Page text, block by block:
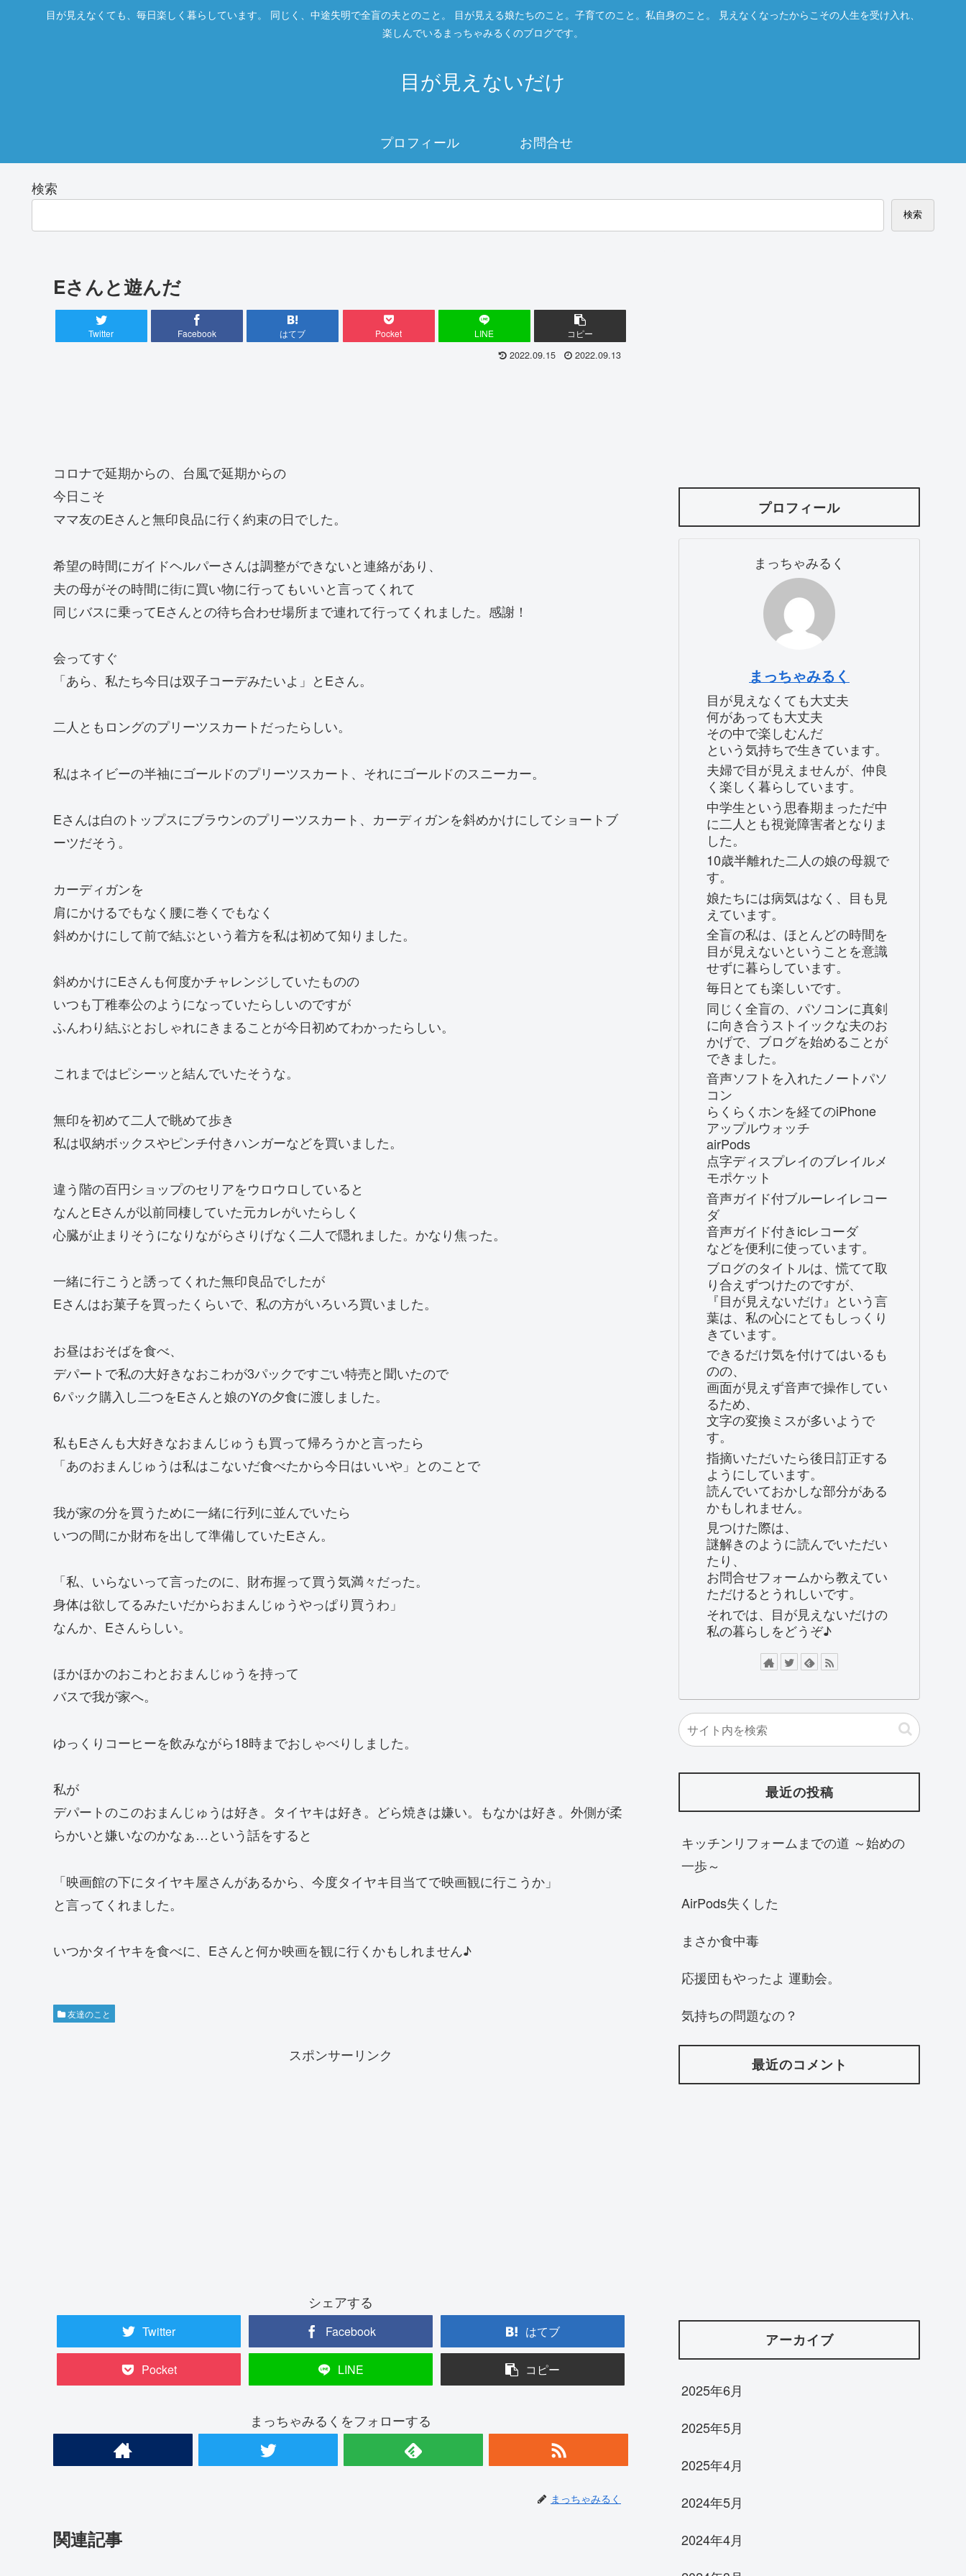
目が見えなくても、毎日楽しく暮らしています。 同じく、中途失明で全盲の夫とのこと。 目が見える娘たちのこと。子育てのこと。私自身のこと。 見えなくなったからこその人生を受け入れ、
楽しんでいるまっちゃみるくのブログです。
目が見えないだけ
プロフィール お問合せ
検索
検索
Eさんと遊んだ
Twitter Facebook はてブ Pocket LINE コピー
2022.09.15 2022.09.13
コロナで延期からの、台風で延期からの
今日こそ
ママ友のEさんと無印良品に行く約束の日でした。
希望の時間にガイドヘルパーさんは調整ができないと連絡があり、
夫の母がその時間に街に買い物に行ってもいいと言ってくれて
同じバスに乗ってEさんとの待ち合わせ場所まで連れて行ってくれました。感謝！
会ってすぐ
「あら、私たち今日は双子コーデみたいよ」とEさん。
二人ともロングのプリーツスカートだったらしい。
私はネイビーの半袖にゴールドのプリーツスカート、それにゴールドのスニーカー。
Eさんは白のトップスにブラウンのプリーツスカート、カーディガンを斜めかけにしてショートブ
ーツだそう。
カーディガンを
肩にかけるでもなく腰に巻くでもなく
斜めかけにして前で結ぶという着方を私は初めて知りました。
斜めかけにEさんも何度かチャレンジしていたものの
いつも丁稚奉公のようになっていたらしいのですが
ふんわり結ぶとおしゃれにきまることが今日初めてわかったらしい。
これまではピシーッと結んでいたそうな。
無印を初めて二人で眺めて歩き
私は収納ボックスやピンチ付きハンガーなどを買いました。
違う階の百円ショップのセリアをウロウロしていると
なんとEさんが以前同棲していた元カレがいたらしく
心臓が止まりそうになりながらさりげなく二人で隠れました。かなり焦った。
一緒に行こうと誘ってくれた無印良品でしたが
Eさんはお菓子を買ったくらいで、私の方がいろいろ買いました。
お昼はおそばを食べ、
デパートで私の大好きなおこわが3パックですごい特売と聞いたので
6パック購入し二つをEさんと娘のYの夕食に渡しました。
私もEさんも大好きなおまんじゅうも買って帰ろうかと言ったら
「あのおまんじゅうは私はこないだ食べたから今日はいいや」とのことで
我が家の分を買うために一緒に行列に並んでいたら
いつの間にか財布を出して準備していたEさん。
「私、いらないって言ったのに、財布握って買う気満々だった。
身体は欲してるみたいだからおまんじゅうやっぱり買うわ」
なんか、Eさんらしい。
ほかほかのおこわとおまんじゅうを持って
バスで我が家へ。
ゆっくりコーヒーを飲みながら18時までおしゃべりしました。
私が
デパートのこのおまんじゅうは好き。タイヤキは好き。どら焼きは嫌い。もなかは好き。外側が柔
らかいと嫌いなのかなぁ…という話をすると
「映画館の下にタイヤキ屋さんがあるから、今度タイヤキ目当てで映画観に行こうか」
と言ってくれました。
いつかタイヤキを食べに、Eさんと何か映画を観に行くかもしれません♪
友達のこと
スポンサーリンク
シェアする
Twitter Facebook はてブ
Pocket LINE コピー
まっちゃみるくをフォローする
まっちゃみるく
関連記事
プロフィール
まっちゃみるく
まっちゃみるく
目が見えなくても大丈夫
何があっても大丈夫
その中で楽しむんだ
という気持ちで生きています。
夫婦で目が見えませんが、仲良
く楽しく暮らしています。
中学生という思春期まっただ中
に二人とも視覚障害者となりま
した。
10歳半離れた二人の娘の母親で
す。
娘たちには病気はなく、目も見
えています。
全盲の私は、ほとんどの時間を
目が見えないということを意識
せずに暮らしています。
毎日とても楽しいです。
同じく全盲の、パソコンに真剣
に向き合うストイックな夫のお
かげで、ブログを始めることが
できました。
音声ソフトを入れたノートパソ
コン
らくらくホンを経てのiPhone
アップルウォッチ
airPods
点字ディスプレイのブレイルメ
モポケット
音声ガイド付ブルーレイレコー
ダ
音声ガイド付きicレコーダ
などを便利に使っています。
ブログのタイトルは、慌てて取
り合えずつけたのですが、
『目が見えないだけ』という言
葉は、私の心にとてもしっくり
きています。
できるだけ気を付けてはいるも
のの、
画面が見えず音声で操作してい
るため、
文字の変換ミスが多いようで
す。
指摘いただいたら後日訂正する
ようにしています。
読んでいておかしな部分がある
かもしれません。
見つけた際は、
謎解きのように読んでいただい
たり、
お問合せフォームから教えてい
ただけるとうれしいです。
それでは、目が見えないだけの
私の暮らしをどうぞ♪
最近の投稿
キッチンリフォームまでの道 ～始めの
一歩～
AirPods失くした
まさか食中毒
応援団もやったよ 運動会。
気持ちの問題なの？
最近のコメント
アーカイブ
2025年6月
2025年5月
2025年4月
2024年5月
2024年4月